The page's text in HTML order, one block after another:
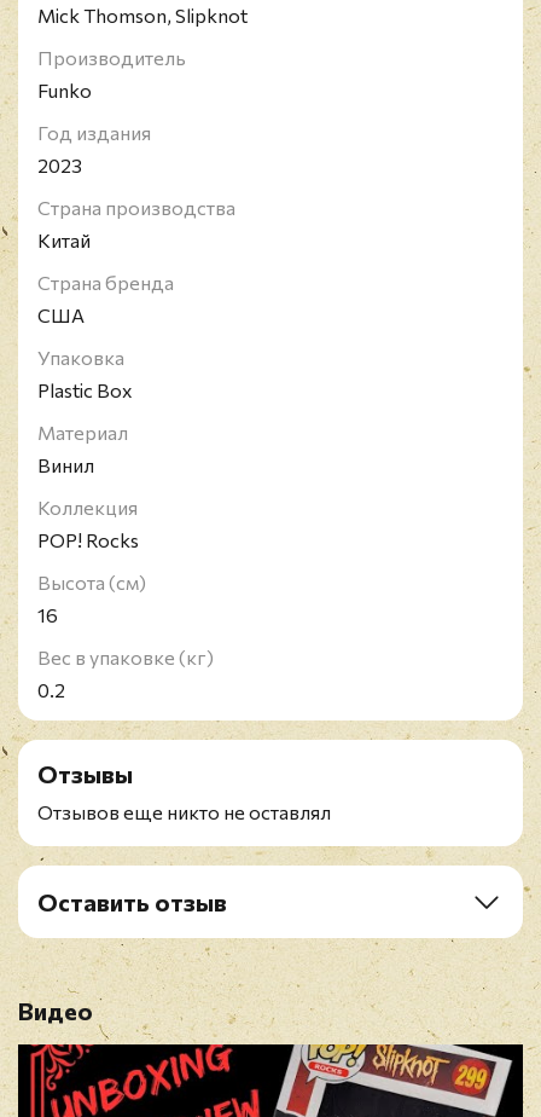
Группа выпустила семь официальных студийных
Mick Thomson, Slipknot
Производитель
Funko
Год издания
2023
Страна производства
Китай
Страна бренда
США
Упаковка
Plastic Box
Материал
Винил
Коллекция
POP! Rocks
Высота (см)
16
Вес в упаковке (кг)
0.2
Отзывы
Отзывов еще никто не оставлял
Оставить отзыв
Имя*
Видео